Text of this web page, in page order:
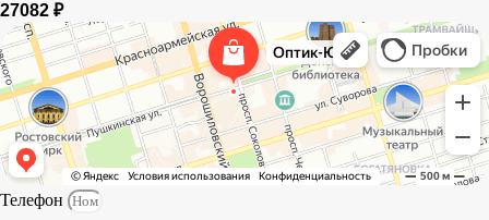
27082 ₽
Оптик-Ю
Салон оптики в Ростове‑на‑Дону
Ремонт очков в Ростове‑на‑Дону
Телефон